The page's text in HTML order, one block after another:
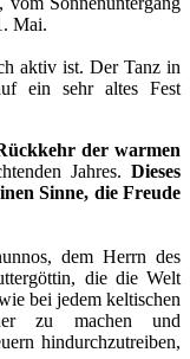
Mai.
aktiv ist. Der Tanz in
ein sehr altes Fest
der warmen
Jahres. Dieses
Sinne, die Freude
dem Herrn des
die die Welt
bei jedem keltischen
zu machen und
hindurchzutreiben,